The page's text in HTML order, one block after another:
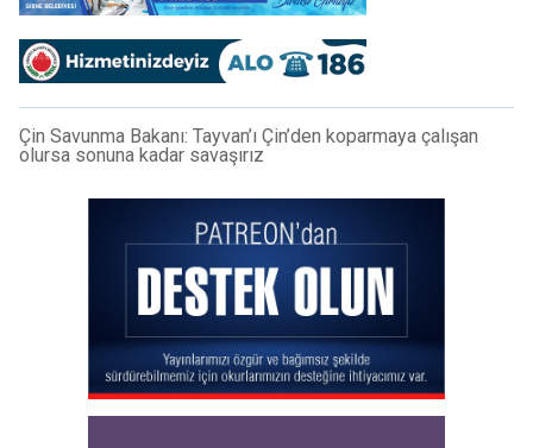
Çin Savunma Bakanı: Tayvan’ı Çin’den koparmaya çalışan
olursa sonuna kadar savaşırız